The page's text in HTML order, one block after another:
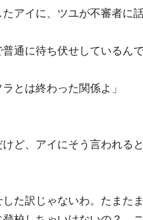
アイに、ツユが不審者に
普通に待ち伏せしている
とは終わった関係よ」
ど、アイにそう言われる
した訳じゃないわ。たまた